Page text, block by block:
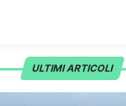
ULTIMI ARTICOLI